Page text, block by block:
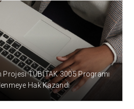
Projesi TÜBİTAK 3005 Programı
Hak Kazandı